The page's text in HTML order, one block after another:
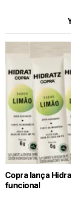
Copra lança
funcional